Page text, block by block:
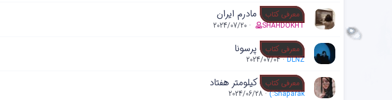
معرفی کتاب مادرم ایران
SHAHDOKHT
2024/07/20
معرفی کتاب پرسونا
DLNZ
2024/07/04
معرفی کتاب کیلومتر هفتاد
(:Shaparak
2024/06/28